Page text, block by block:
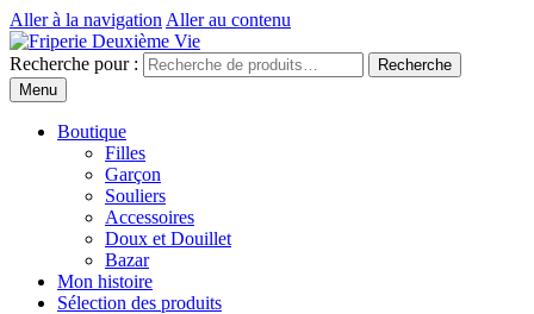
Aller à la navigation Aller au contenu
Recherche pour :
Recherche
Menu
Boutique
Filles
Garçon
Souliers
Accessoires
Doux et Douillet
Bazar
Mon histoire
Sélection des produits